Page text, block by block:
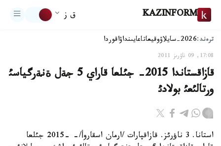
KAZINFORM ق ز
ترەند:2026-سايلاۋ وقيعاتاعايىنداۋاقوردا
17:08, 09 ناۋرىز 2011
قازاقستاندا 2015- جئلعا قاراي 5 جةل ةنةرگياسئ
ورتالئعئ بولادئ
استانا. 3 ناؤرئز. قازاقپارات /ارمان اسقاروأ/- -2015 جئلعا